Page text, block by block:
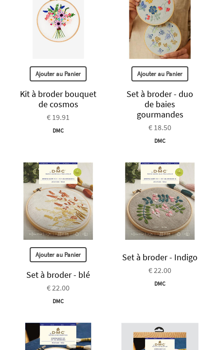
Ajouter au Panier
Kit à broder bouquet
de cosmos
€ 19.91
DMC
Ajouter au Panier
Set à broder - duo
de baies
gourmandes
€ 18.50
DMC
Ajouter au Panier
Set à broder - blé
€ 22.00
DMC
Set à broder - Indigo
€ 22.00
DMC